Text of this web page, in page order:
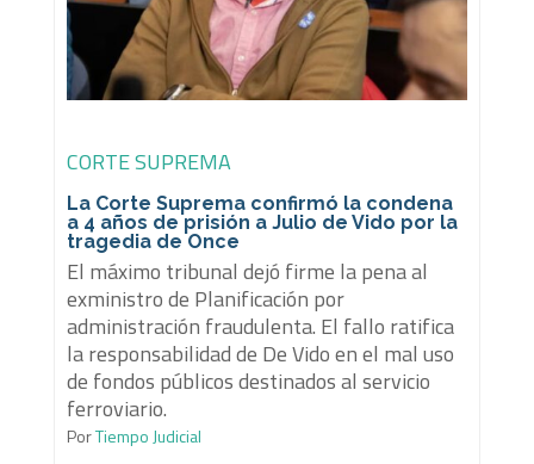
CORTE SUPREMA
La Corte Suprema confirmó la condena
a 4 años de prisión a Julio de Vido por la
tragedia de Once
El máximo tribunal dejó firme la pena al
exministro de Planificación por
administración fraudulenta. El fallo ratifica
la responsabilidad de De Vido en el mal uso
de fondos públicos destinados al servicio
ferroviario.
PorTiempo Judicial